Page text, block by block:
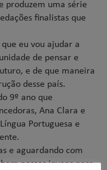
produzem uma série
finalistas que
eu vou ajudar a
de pensar e
e de que maneira
desse país.
9º ano que
Ana Clara e
Portuguesa e
e aguardando com
nossos jovens para